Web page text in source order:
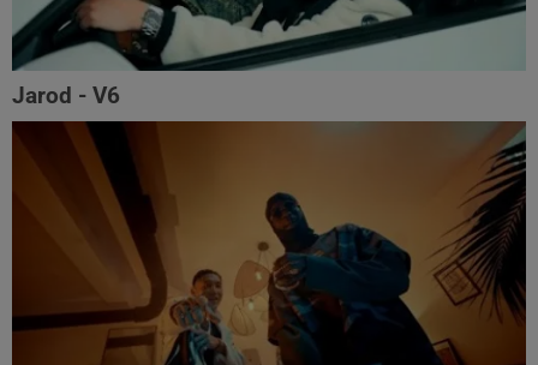
Jarod - V6